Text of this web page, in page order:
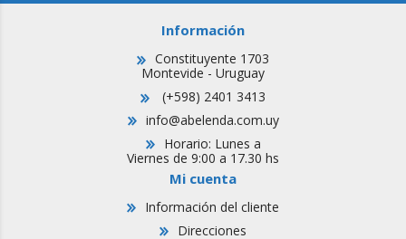
Información
Constituyente 1703
Montevide - Uruguay
(+598) 2401 3413
info@abelenda.com.uy
Horario: Lunes a
Viernes de 9:00 a 17.30 hs
Mi cuenta
Información del cliente
Direcciones